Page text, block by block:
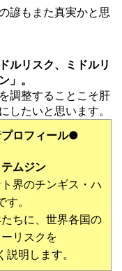
諺もまた真実かと思
ルリスク、ミドルリ
」。
調整することこそ肝
したいと思います。
ロフィール●
ムジン
界のチンギス・ハ
す。
ちに、世界各国の
リスクを
明します。